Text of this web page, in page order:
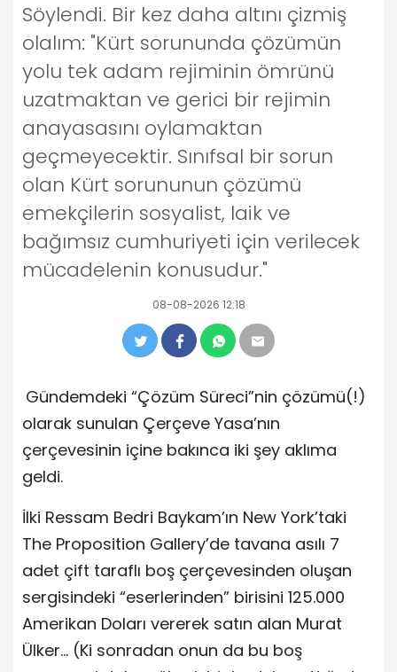
Söylendi. Bir kez daha altını çizmiş
olalım: "Kürt sorununda çözümün
yolu tek adam rejiminin ömrünü
uzatmaktan ve gerici bir rejimin
anayasasını oylamaktan
geçmeyecektir. Sınıfsal bir sorun
olan Kürt sorununun çözümü
emekçilerin sosyalist, laik ve
bağımsız cumhuriyeti için verilecek
mücadelenin konusudur."
08-08-2026 12:18
Gündemdeki “Çözüm Süreci”nin çözümü(!)
olarak sunulan Çerçeve Yasa’nın
çerçevesinin içine bakınca iki şey aklıma
geldi.
İlki Ressam Bedri Baykam’ın New York’taki
The Proposition Gallery’de tavana asılı 7
adet çift taraflı boş çerçevesinden oluşan
sergisindeki “eserlerinden” birisini 125.000
Amerikan Doları vererek satın alan Murat
Ülker… (Ki sonradan onun da bu boş